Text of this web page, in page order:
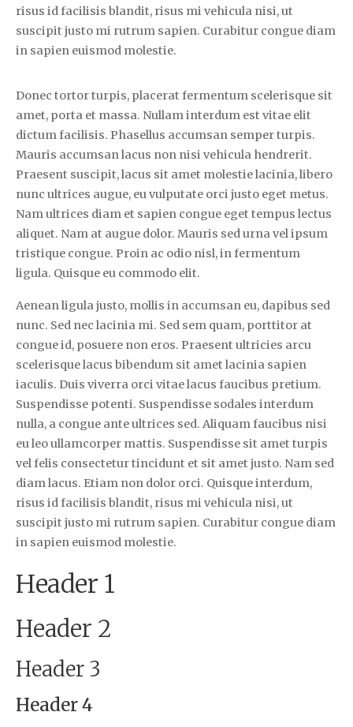
risus id facilisis blandit, risus mi vehicula nisi, ut
suscipit justo mi rutrum sapien. Curabitur congue diam
in sapien euismod molestie.
Donec tortor turpis, placerat fermentum scelerisque sit
amet, porta et massa. Nullam interdum est vitae elit
dictum facilisis. Phasellus accumsan semper turpis.
Mauris accumsan lacus non nisi vehicula hendrerit.
Praesent suscipit, lacus sit amet molestie lacinia, libero
nunc ultrices augue, eu vulputate orci justo eget metus.
Nam ultrices diam et sapien congue eget tempus lectus
aliquet. Nam at augue dolor. Mauris sed urna vel ipsum
tristique congue. Proin ac odio nisl, in fermentum
ligula. Quisque eu commodo elit.
Aenean ligula justo, mollis in accumsan eu, dapibus sed
nunc. Sed nec lacinia mi. Sed sem quam, porttitor at
congue id, posuere non eros. Praesent ultricies arcu
scelerisque lacus bibendum sit amet lacinia sapien
iaculis. Duis viverra orci vitae lacus faucibus pretium.
Suspendisse potenti. Suspendisse sodales interdum
nulla, a congue ante ultrices sed. Aliquam faucibus nisi
eu leo ullamcorper mattis. Suspendisse sit amet turpis
vel felis consectetur tincidunt et sit amet justo. Nam sed
diam lacus. Etiam non dolor orci. Quisque interdum,
risus id facilisis blandit, risus mi vehicula nisi, ut
suscipit justo mi rutrum sapien. Curabitur congue diam
in sapien euismod molestie.
Header 1
Header 2
Header 3
Header 4